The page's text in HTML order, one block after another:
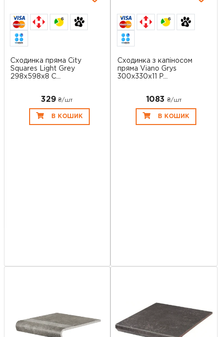
6
Сходинка пряма City
Squares Light Grey
298x598x8 C...
329 ₴/шт
В КОШИК
6
Сходинка з капіносом
пряма Viano Grys
300x330x11 P...
1083 ₴/шт
В КОШИК